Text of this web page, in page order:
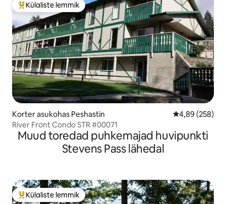
Külaliste suur lemmik
Külaliste lemmik
Korter asukohas Peshastin Keskmine
4,89 (258)
River Front Condo STR #00071
Muud toredad puhkemajad huvipunkti
Stevens Pass lähedal
Külaliste suur lemmik
Külaliste lemmik